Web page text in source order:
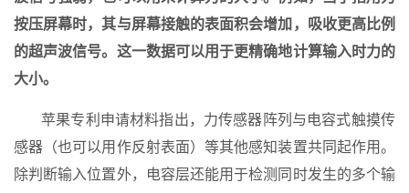
按压屏幕时，其与屏幕接触的表面积会增加，吸收更高比例
的超声波信号。这一数据可以用于更精确地计算输入时力的
大小。
苹果专利申请材料指出，力传感器阵列与电容式触摸传
感器（也可以用作反射表面）等其他感知装置共同起作用。
除判断输入位置外，电容层还能用于检测同时发生的多个输